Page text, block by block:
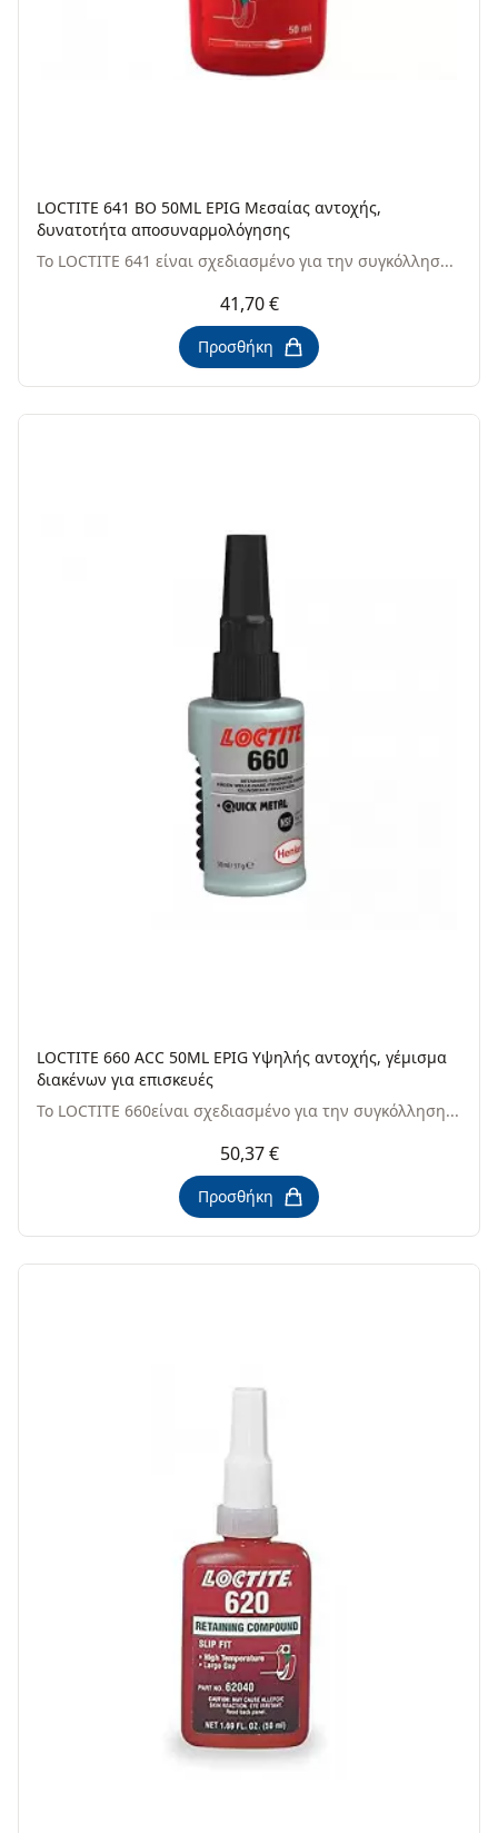
LOCTITE 641 BO 50ML EPIG Μεσαίας αντοχής,
δυνατοτήτα αποσυναρμολόγησης
Το LOCTITE 641 είναι σχεδιασμένο για την συγκόλλησ...
41,70 €
Προσθήκη
LOCTITE 660 ACC 50ML EPIG Υψηλής αντοχής, γέμισμα
διακένων για επισκευές
Το LOCTITE 660είναι σχεδιασμένο για την συγκόλληση...
50,37 €
Προσθήκη